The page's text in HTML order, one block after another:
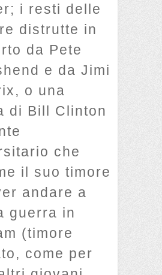
i resti delle
distrutte in
da Pete
e da Jimi
o una
di Bill Clinton
che
il suo timore
andare a
guerra in
(timore
come per